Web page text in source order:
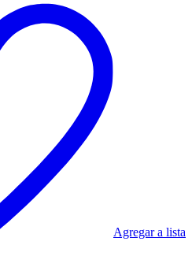
Agregar a lista